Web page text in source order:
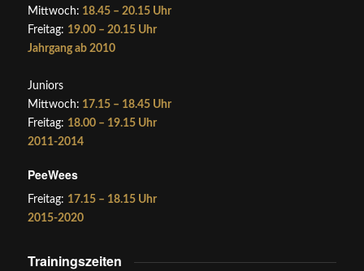
Mittwoch: 18.45 – 20.15 Uhr
Freitag: 19.00 – 20.15 Uhr
Jahrgang ab 2010
Juniors
Mittwoch: 17.15 – 18.45 Uhr
Freitag: 18.00 – 19.15 Uhr
2011-2014
PeeWees
Freitag: 17.15 – 18.15 Uhr
2015-2020
Trainingszeiten